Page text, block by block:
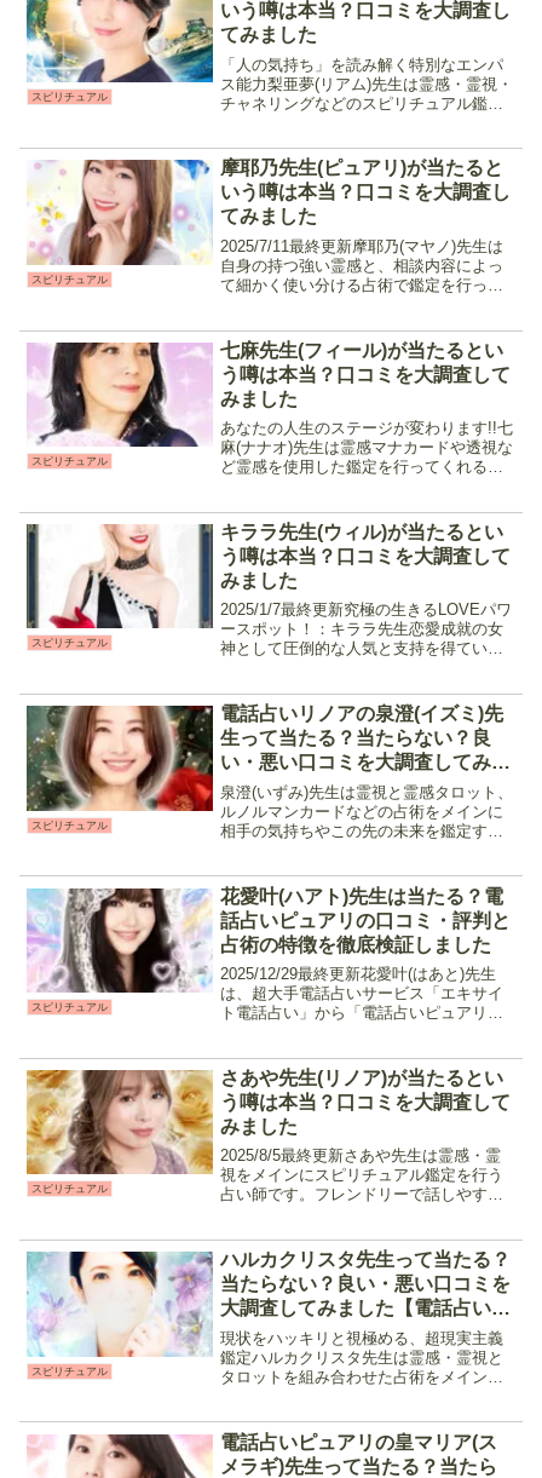
スピリチュアル
いう噂は本当？口コミを大調査し
てみました
「人の気持ち」を読み解く特別なエンパ
ス能力梨亜夢(リアム)先生は霊感・霊視・
チャネリングなどのスピリチュアル鑑定
を得意としており、高次元の存在と繋が
り届いたメッセージを...
スピリチュアル
摩耶乃先生(ピュアリ)が当たると
いう噂は本当？口コミを大調査し
てみました
2025/7/11最終更新摩耶乃(マヤノ)先生は
自身の持つ強い霊感と、相談内容によっ
て細かく使い分ける占術で鑑定を行って
相手の気持ちや現状を丁寧に読み解く事
で「今」何を...
スピリチュアル
七麻先生(フィール)が当たるとい
う噂は本当？口コミを大調査して
みました
あなたの人生のステージが変わります!!七
麻(ナナオ)先生は霊感マナカードや透視な
ど霊感を使用した鑑定を行ってくれる先
持ちや現状、未来を読み解く事で行き詰
っている問題を解...
スピリチュアル
キララ先生(ウィル)が当たるとい
う噂は本当？口コミを大調査して
みました
2025/1/7最終更新究極の生きるLOVEパワ
ースポット！：キララ先生恋愛成就の女
神として圧倒的な人気と支持を得ている
を使用した独自の鑑定で過去・現状・未
来を全て見通...
スピリチュアル
電話占いリノアの泉澄(イズミ)先
生って当たる？当たらない？良
い・悪い口コミを大調査してみま
した
泉澄(いずみ)先生は霊視と霊感タロット、
ルノルマンカードなどの占術をメインに
相手の気持ちやこの先の未来を鑑定する
サクサクとスピーディながら精度の高い
鑑定が受けられるのが...
スピリチュアル
花愛叶(ハアト)先生は当たる？電
話占いピュアリの口コミ・評判と
占術の特徴を徹底検証しました
2025/12/29最終更新花愛叶(はあと)先生
は、超大手電話占いサービス「エキサイ
ト電話占い」から「電話占いピュアリ」
「花愛叶流特殊祈願」をはじめ、引き寄
せ、霊感・霊視...
スピリチュアル
さあや先生(リノア)が当たるとい
う噂は本当？口コミを大調査して
みました
2025/8/5最終更新さあや先生は霊感・霊
視をメインにスピリチュアル鑑定を行う
占い師です。フレンドリーで話しやすい
ので入りやすい鑑定師の一人です。片想
いや復縁、ツイン...
スピリチュアル
ハルカクリスタ先生って当たる？
当たらない？良い・悪い口コミを
大調査してみました【電話占いピ
ュアリ】
現状をハッキリと視極める、超現実主義
鑑定ハルカクリスタ先生は霊感・霊視と
タロットを組み合わせた占術をメインに
題になり、音信不通や連絡待ちなどで悩
む人から支持されています...
電話占いピュアリの皇マリア(ス
メラギ)先生って当たる？当たら